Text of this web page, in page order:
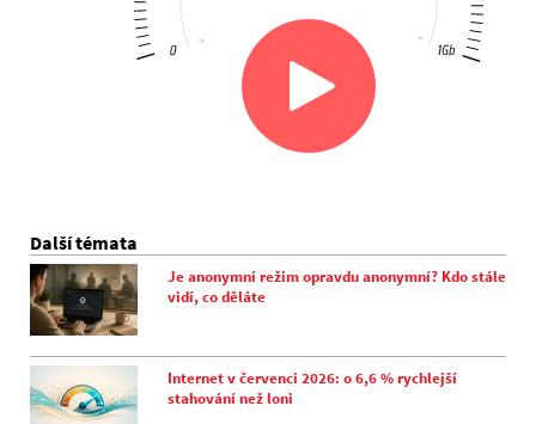
Další témata
Je anonymní režim opravdu anonymní? Kdo stále
vidí, co děláte
Internet v červenci 2026: o 6,6 % rychlejší
stahování než loni